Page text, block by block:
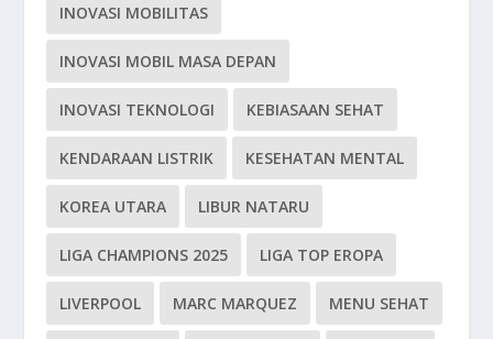
INOVASI MOBILITAS
INOVASI MOBIL MASA DEPAN
INOVASI TEKNOLOGI KEBIASAAN SEHAT
KENDARAAN LISTRIK KESEHATAN MENTAL
KOREA UTARA LIBUR NATARU
LIGA CHAMPIONS 2025 LIGA TOP EROPA
LIVERPOOL MARC MARQUEZ MENU SEHAT